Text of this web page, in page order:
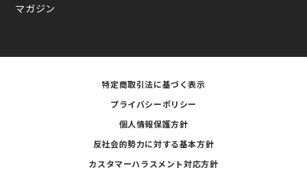
マガジン
特定商取引法に基づく表示
プライバシーポリシー
個人情報保護方針
反社会的勢力に対する基本方針
カスタマーハラスメント対応方針